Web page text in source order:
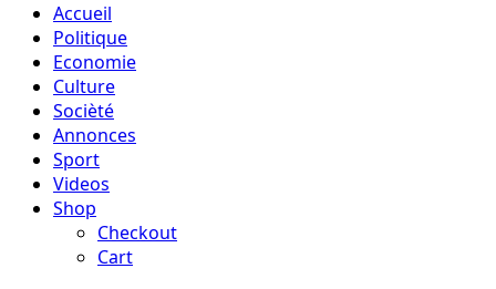
Accueil
Politique
Economie
Culture
Socièté
Annonces
Sport
Videos
Shop
Checkout
Cart